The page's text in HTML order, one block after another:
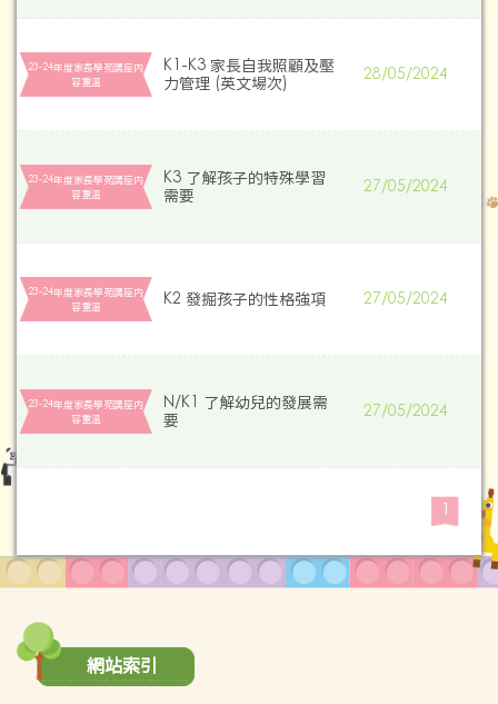
23-24年度家長學苑講座内
容重溫
K1-K3 家長自我照顧及壓
力管理 (英文場次)
28/05/2024
23-24年度家長學苑講座内
容重溫
K3 了解孩子的特殊學習
需要
27/05/2024
23-24年度家長學苑講座内
容重溫
K2 發掘孩子的性格強項 27/05/2024
23-24年度家長學苑講座内
容重溫
N/K1 了解幼兒的發展需
要
27/05/2024
1
網站索引